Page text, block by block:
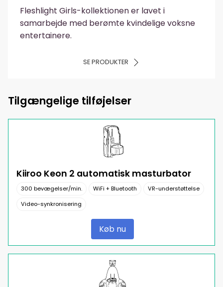
Fleshlight Girls-kollektionen er lavet i
samarbejde med berømte kvindelige voksne
entertainere.
SE PRODUKTER
Tilgængelige tilføjelser
Kiiroo Keon 2 automatisk masturbator
300 bevægelser/min. WiFi + Bluetooth
VR-understøttelse
Video-synkronisering
Køb nu